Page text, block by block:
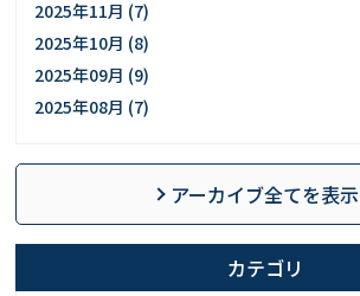
2025年11月 (7)
2025年10月 (8)
2025年09月 (9)
2025年08月 (7)
アーカイブ全てを表示
カテゴリ